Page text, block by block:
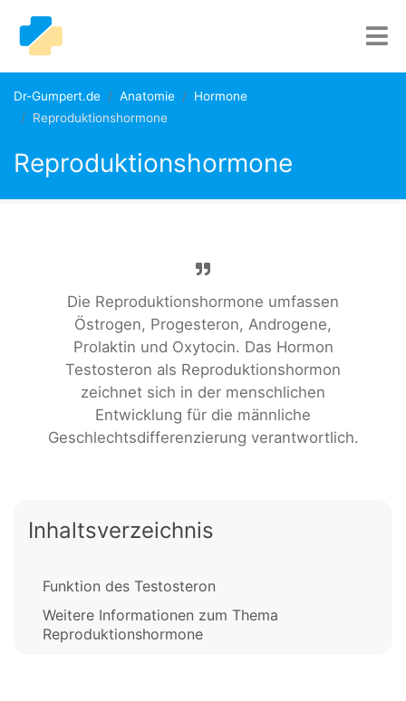
Dr-Gumpert.de Anatomie
Hormone
Reproduktionshormone
Reproduktionshormone
Die Reproduktionshormone umfassen
Östrogen, Progesteron, Androgene,
Prolaktin und Oxytocin. Das Hormon
Testosteron als Reproduktionshormon
zeichnet sich in der menschlichen
Entwicklung für die männliche
Geschlechtsdifferenzierung verantwortlich.
Inhaltsverzeichnis
Funktion des Testosteron
Weitere Informationen zum Thema
Reproduktionshormone